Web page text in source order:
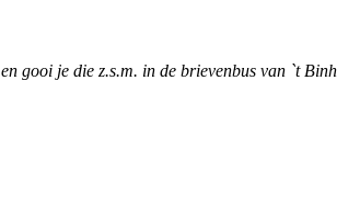
gooi je die z.s.m. in de brievenbus van `t